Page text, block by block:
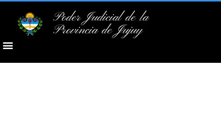
Poder Judicial de la
Provincia de Jujuy